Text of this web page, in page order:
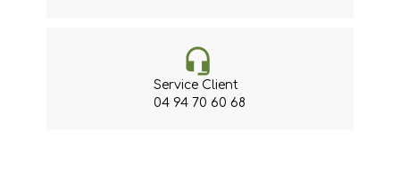
Service Client
04 94 70 60 68